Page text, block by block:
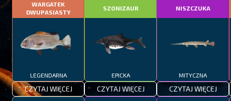
WARGATEK
DWUPASIASTY
LEGENDARNA
CZYTAJ WIĘCEJ
SZONIZAUR
EPICKA
CZYTAJ WIĘCEJ
NISZCZUKA
MITYCZNA
CZYTAJ WIĘCEJ